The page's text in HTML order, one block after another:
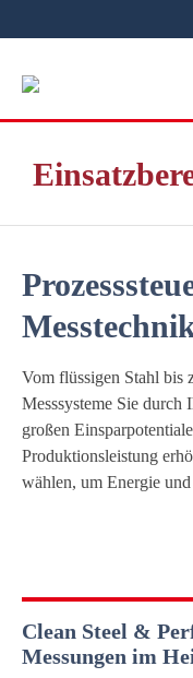
Vom flüssigen Stahl bis
Messsysteme Sie durch
großen
Produktionsleistung
wählen, um Energie
Clean Steel &
Messungen im